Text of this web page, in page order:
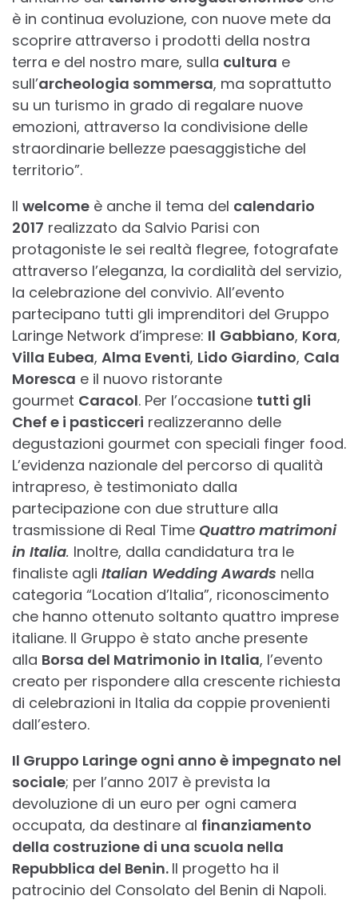
è in continua evoluzione, con nuove mete da
scoprire attraverso i prodotti della nostra
terra e del nostro mare, sulla cultura e
sull’archeologia sommersa, ma soprattutto
su un turismo in grado di regalare nuove
emozioni, attraverso la condivisione delle
straordinarie bellezze paesaggistiche del
territorio”.
Il welcome è anche il tema del calendario
2017 realizzato da Salvio Parisi con
protagoniste le sei realtà flegree, fotografate
attraverso l’eleganza, la cordialità del servizio,
la celebrazione del convivio. All’evento
partecipano tutti gli imprenditori del Gruppo
Laringe Network d’imprese: Il Gabbiano, Kora,
Villa Eubea, Alma Eventi, Lido Giardino, Cala
Moresca e il nuovo ristorante
gourmet Caracol. Per l’occasione tutti gli
Chef e i pasticceri realizzeranno delle
degustazioni gourmet con speciali finger food.
L’evidenza nazionale del percorso di qualità
intrapreso, è testimoniato dalla
partecipazione con due strutture alla
trasmissione di Real Time Quattro matrimoni
in Italia. Inoltre, dalla candidatura tra le
finaliste agli Italian Wedding Awards nella
categoria “Location d’Italia”, riconoscimento
che hanno ottenuto soltanto quattro imprese
italiane. Il Gruppo è stato anche presente
alla Borsa del Matrimonio in Italia, l’evento
creato per rispondere alla crescente richiesta
di celebrazioni in Italia da coppie provenienti
dall’estero.
Il Gruppo Laringe ogni anno è impegnato nel
sociale; per l’anno 2017 è prevista la
devoluzione di un euro per ogni camera
occupata, da destinare al finanziamento
della costruzione di una scuola nella
Repubblica del Benin. Il progetto ha il
patrocinio del Consolato del Benin di Napoli.